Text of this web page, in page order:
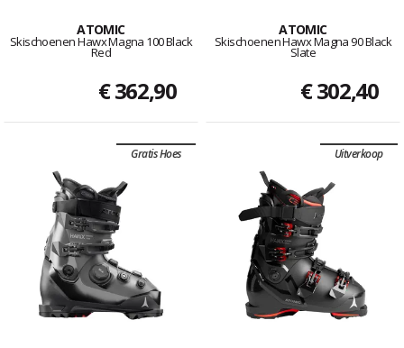
ATOMIC
Skischoenen Hawx Magna 100 Black
Red
€ 362,90
ATOMIC
Skischoenen Hawx Magna 90 Black
Slate
€ 302,40
Gratis Hoes Uitverkoop